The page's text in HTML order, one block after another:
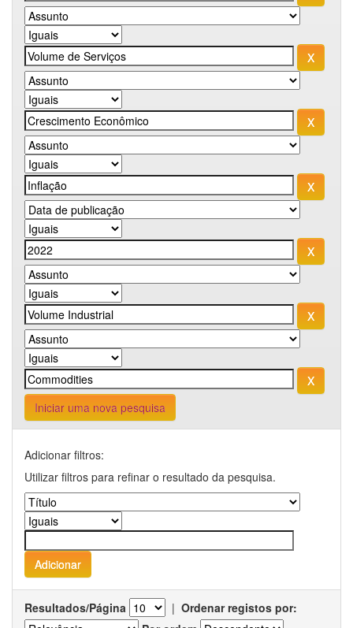
Iniciar uma nova pesquisa
Adicionar filtros:
Utilizar filtros para refinar o resultado da pesquisa.
Resultados/Página | Ordenar registos por: